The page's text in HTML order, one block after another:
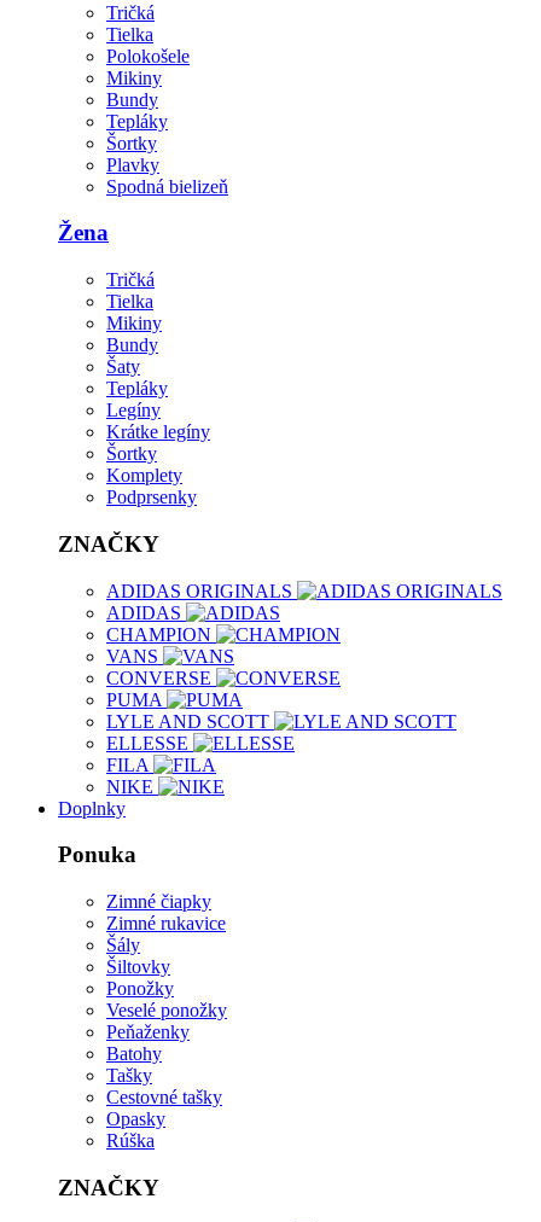
Tričká
Tielka
Polokošele
Mikiny
Bundy
Tepláky
Šortky
Plavky
Spodná bielizeň
Žena
Tričká
Tielka
Mikiny
Bundy
Šaty
Tepláky
Legíny
Krátke legíny
Šortky
Komplety
Podprsenky
ZNAČKY
ADIDAS ORIGINALS
ADIDAS
CHAMPION
VANS
CONVERSE
PUMA
LYLE AND SCOTT
ELLESSE
FILA
NIKE
Doplnky
Ponuka
Zimné čiapky
Zimné rukavice
Šály
Šiltovky
Ponožky
Veselé ponožky
Peňaženky
Batohy
Tašky
Cestovné tašky
Opasky
Rúška
ZNAČKY